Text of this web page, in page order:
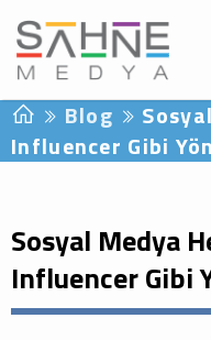
Blog
Influencer Gibi
Sosyal Medya
Influencer Gibi